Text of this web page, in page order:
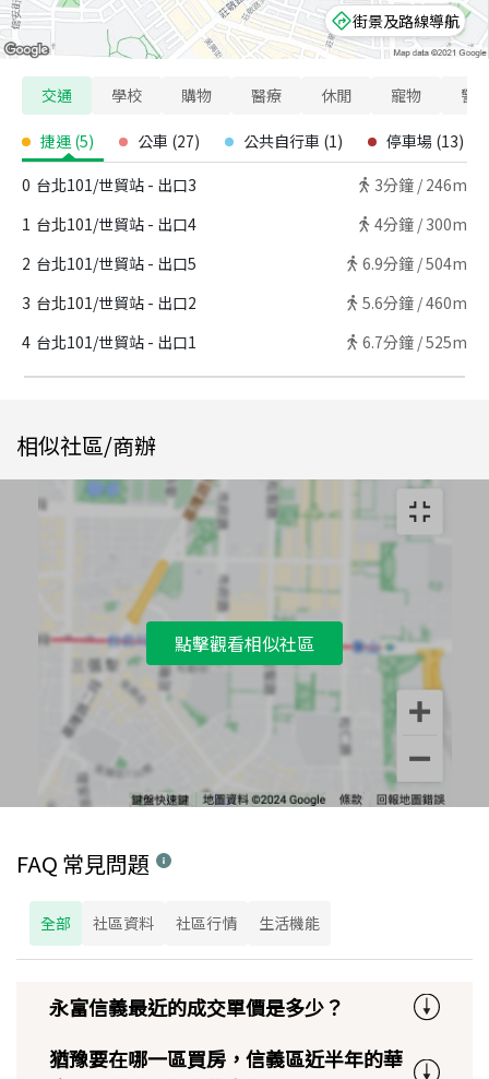
街景及路線導航
交通 學校 購物 醫療 休閒 寵物 警
捷運 (5) 公車 (27) 公共自行車 (1) 停車場 (13)
0 台北101/世貿站 - 出口3 3分鐘 / 246m
1 台北101/世貿站 - 出口4 4分鐘 / 300m
2 台北101/世貿站 - 出口5 6.9分鐘 /504m
3 台北101/世貿站 - 出口2 5.6分鐘 /460m
4 台北101/世貿站 - 出口1 6.7分鐘 /525m
相似社區/商辦
點擊觀看相似社區
FAQ 常見問題
全部 社區資料 社區行情 生活機能
永富信義最近的成交單價是多少？
猶豫要在哪一區買房，信義區近半年的華